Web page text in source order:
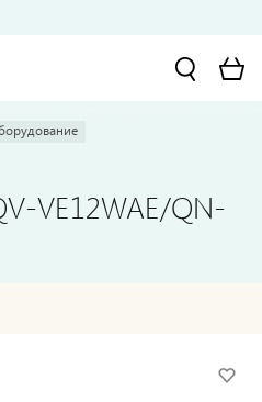
VE12WAE/QN-